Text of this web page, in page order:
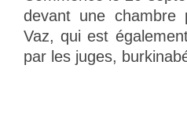
devant une chambre
Vaz, qui est
par les juges,